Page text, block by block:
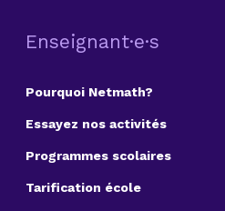
Enseignant·e·s
Pourquoi Netmath?
Essayez nos activités
Programmes scolaires
Tarification école